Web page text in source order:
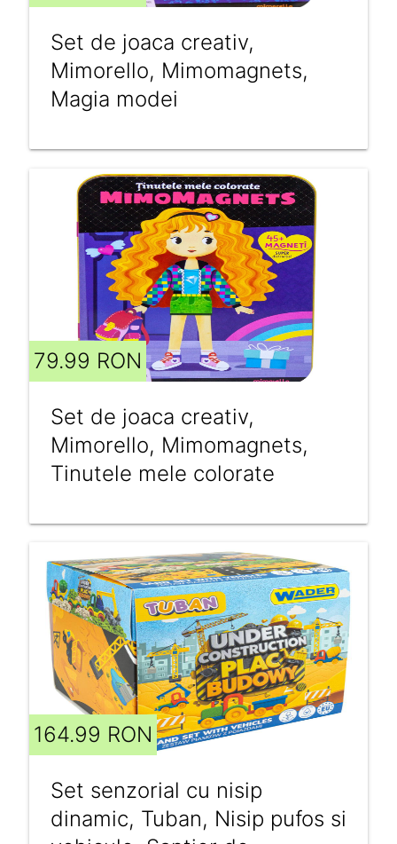
Set de joaca creativ,
Mimorello, Mimomagnets,
Magia modei
79.99 RON
Set de joaca creativ,
Mimorello, Mimomagnets,
Tinutele mele colorate
164.99 RON
Set senzorial cu nisip
dinamic, Tuban, Nisip pufos si